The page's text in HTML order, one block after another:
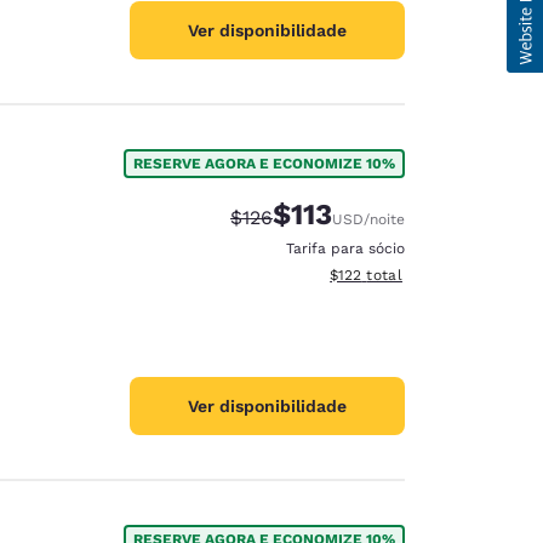
Ver disponibilidade
RESERVE AGORA E ECONOMIZE 10%
Tarifa anterior “tachada”:
$126Tarifa com desconto:
$113USD/noite
Tarifa para sócio
Exibir detalhes do total
$122 total
Ver disponibilidade
RESERVE AGORA E ECONOMIZE 10%